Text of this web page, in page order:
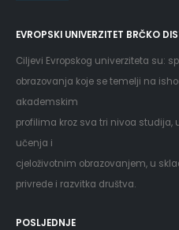
EVROPSKI UNIVERZITET BRČKO
Ciljevi Evropskog univerziteta su:
obrazovanja koje se temelji na
akademskim
profilima kroz sva tri nivoa
učenja i
cjeloživotnim obrazovanjem, u
privrede i razvitka društva.
POSLJEDNJE